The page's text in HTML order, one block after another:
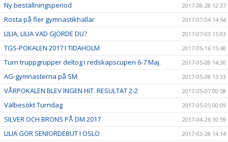
Ny beställningsperiod 2017-08-28 12:37
Rösta på fler gymnastikhallar 2017-07-04 14:54
LILIA, LILIA VAD GJORDE DU? 2017-07-03 15:03
TGS-POKALEN 2017 I TIDAHOLM 2017-05-16 15:48
Turn truppgrupper deltog i redskapscupen 6-7 Maj. 2017-05-08 14:30
AG-gymnasterna på SM 2017-05-08 13:33
VÅRPOKALEN BLEV INGEN HIT. RESULTAT 2-2 2017-05-07 00:58
Välbesökt Turndag 2017-05-05 00:09
SILVER OCH BRONS PÅ DM 2017 2017-04-26 10:59
LILIA GÖR SENIORDEBUT I OSLO 2017-03-28 14:14